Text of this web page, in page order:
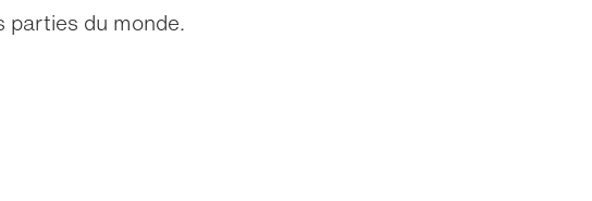
parties du monde.